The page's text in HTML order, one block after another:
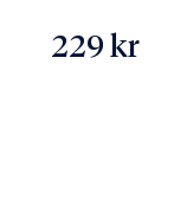
229 kr